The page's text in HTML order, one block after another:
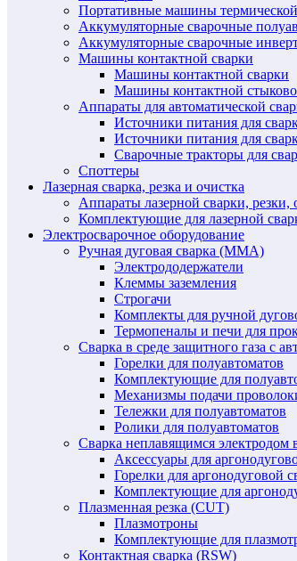
Портативные машины
Аккумуляторные сварочные
Аккумуляторные сварочные
Машины контактной сварки
Машины контактной сварки
Машины контактной
Аппараты для автоматической
Источники питания для
Источники питания для
Сварочные тракторы для
Споттеры
Лазерная сварка, резка и очистка
Аппараты лазерной сварки, резки,
Комплектующие для лазерной
Электросварочное оборудование
Ручная дуговая сварка (MMA)
Электрододержатели
Клеммы заземления
Строгачи
Комплекты для ручной
Термопеналы и печи для
Сварка в среде защитного газа с
Горелки для полуавтоматов
Комплектующие для
Механизмы подачи
Тележки для полуавтоматов
Ролики для полуавтоматов
Сварка неплавящимся электродом
Аксессуары для
Горелки для аргонодуговой
Комплектующие для
Плазменная резка (CUT)
Плазмотроны
Комплектующие для
Контактная сварка (RSW)